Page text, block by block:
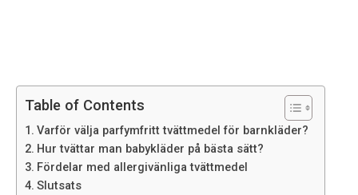
Table of Contents
Varför välja parfymfritt tvättmedel för barnkläder?
Hur tvättar man babykläder på bästa sätt?
Fördelar med allergivänliga tvättmedel
Slutsats